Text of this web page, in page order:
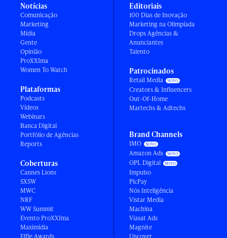
Notícias
Comunicação
Marketing
Mídia
Gente
Opinião
ProXXIma
Women To Watch
Plataformas
Podcasts
Vídeos
Webinars
Banca Digital
Portfólio de Agências
Reports
Coberturas
Cannes Lions
SXSW
MWC
NRF
WW Summit
Evento ProXXIma
Maximídia
Effie Awards
Editoriais
100 Dias de Inovação
Marketing na Olimpíada
Drops Agências &
Anunciantes
Talento
Patrocinados
Retail Media
Creators & Influencers
Out-Of-Home
Martechs & Adtechs
Brand Channels
IMO
Amazon Ads
OPL Digital
Impulso
PicPay
Nós Inteligência
Vistar Media
Machina
Viasat Ads
Magnite
Uncover